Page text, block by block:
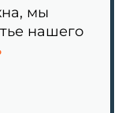
мы
нашего